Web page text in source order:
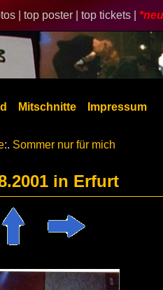
| top poster | top tickets |
Mitschnitte Impressum
:. Sommer nur für mich
in Erfurt